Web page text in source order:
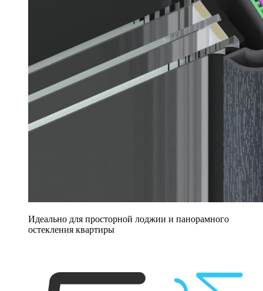
Идеально для просторной лоджии и панорамного
остекления квартиры